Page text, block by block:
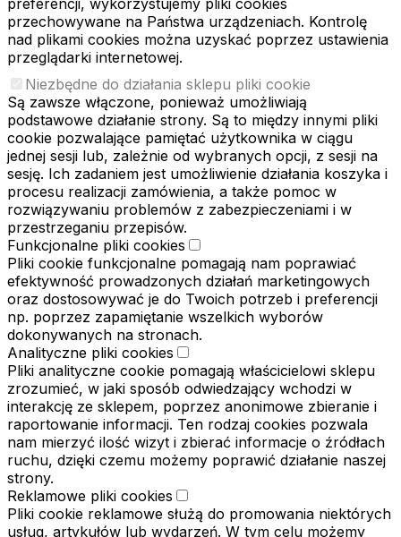
przechowywane na Państwa urządzeniach. Kontrolę
nad plikami cookies można uzyskać poprzez ustawienia
przeglądarki internetowej.
Niezbędne do działania sklepu pliki cookie
Są zawsze włączone, ponieważ umożliwiają
podstawowe działanie strony. Są to między innymi pliki
cookie pozwalające pamiętać użytkownika w ciągu
jednej sesji lub, zależnie od wybranych opcji, z sesji na
sesję. Ich zadaniem jest umożliwienie działania koszyka i
procesu realizacji zamówienia, a także pomoc w
rozwiązywaniu problemów z zabezpieczeniami i w
przestrzeganiu przepisów.
Funkcjonalne pliki cookies
Pliki cookie funkcjonalne pomagają nam poprawiać
efektywność prowadzonych działań marketingowych
oraz dostosowywać je do Twoich potrzeb i preferencji
np. poprzez zapamiętanie wszelkich wyborów
dokonywanych na stronach.
Analityczne pliki cookies
Pliki analityczne cookie pomagają właścicielowi sklepu
zrozumieć, w jaki sposób odwiedzający wchodzi w
interakcję ze sklepem, poprzez anonimowe zbieranie i
raportowanie informacji. Ten rodzaj cookies pozwala
nam mierzyć ilość wizyt i zbierać informacje o źródłach
ruchu, dzięki czemu możemy poprawić działanie naszej
strony.
Reklamowe pliki cookies
Pliki cookie reklamowe służą do promowania niektórych
usług, artykułów lub wydarzeń. W tym celu możemy